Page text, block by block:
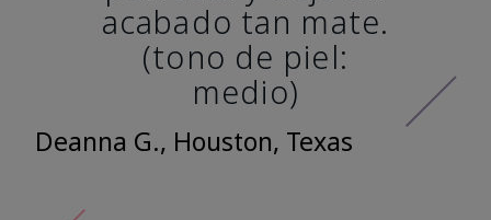
acabado tan mate.
(tono de piel:
medio)
Deanna G., Houston, Texas